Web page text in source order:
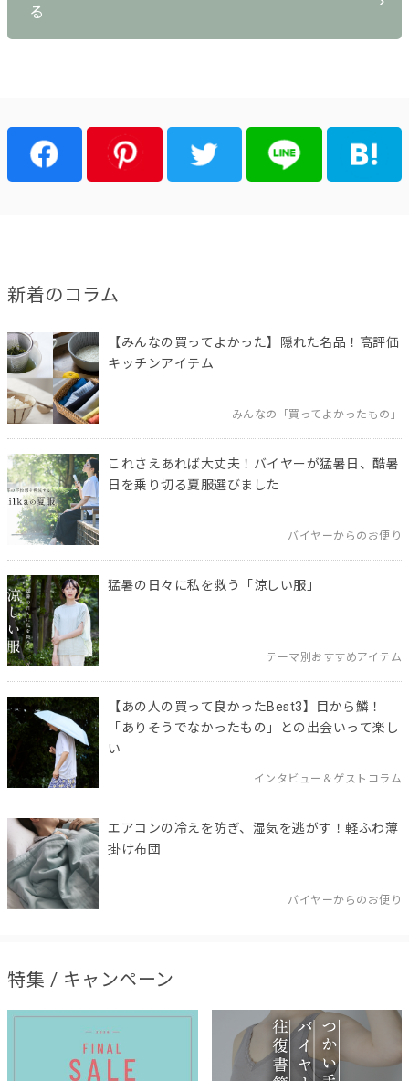
る
新着のコラム
【みんなの買ってよかった】隠れた名品！高評価
キッチンアイテム
みんなの「買ってよかったもの」
これさえあれば大丈夫！バイヤーが猛暑日、酷暑
日を乗り切る夏服選びました
バイヤーからのお便り
猛暑の日々に私を救う「涼しい服」
テーマ別おすすめアイテム
【あの人の買って良かったBest3】目から鱗！
「ありそうでなかったもの」との出会いって楽し
い
インタビュー＆ゲストコラム
エアコンの冷えを防ぎ、湿気を逃がす！軽ふわ薄
掛け布団
バイヤーからのお便り
特集 / キャンペーン